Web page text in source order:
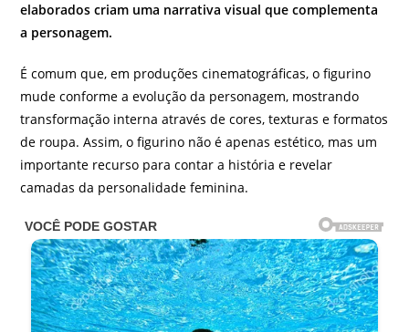
elaborados criam uma narrativa visual que complementa
a personagem.
É comum que, em produções cinematográficas, o figurino
mude conforme a evolução da personagem, mostrando
transformação interna através de cores, texturas e formatos
de roupa. Assim, o figurino não é apenas estético, mas um
importante recurso para contar a história e revelar
camadas da personalidade feminina.